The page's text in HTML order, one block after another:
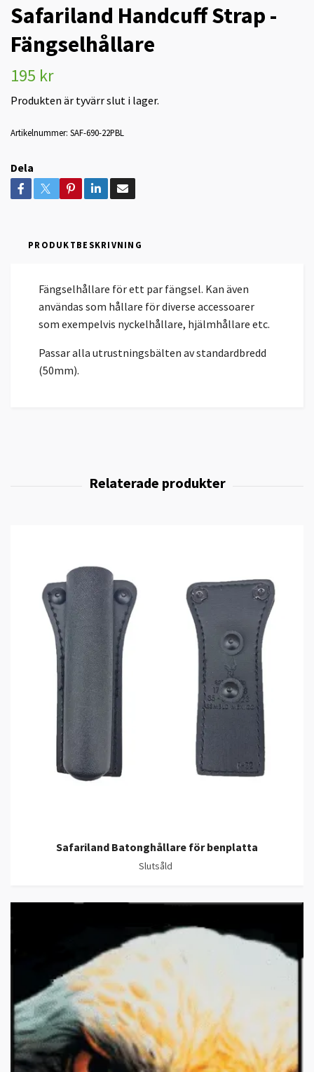
Safariland Handcuff Strap -
Fängselhållare
195 kr
Produkten är tyvärr slut i lager.
Artikelnummer: SAF-690-22PBL
Dela
PRODUKTBESKRIVNING
Fängselhållare för ett par fängsel. Kan även
användas som hållare för diverse accessoarer
som exempelvis nyckelhållare, hjälmhållare etc.
Passar alla utrustningsbälten av standardbredd
(50mm).
Safariland Batonghållare för benplatta
Slutsåld